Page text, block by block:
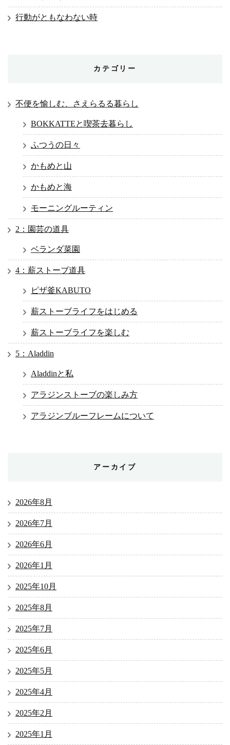
行動がともなわない時
カテゴリー
不便を愉しむ、さえらるる暮らし
BOKKATTEと喫茶去暮らし
ふつうの日々
かもめと山
かもめと海
モーニングルーティン
2：園芸の道具
ベランダ菜園
4：薪ストーブ道具
ピザ釜KABUTO
薪ストーブライフをはじめる
薪ストーブライフを楽しむ
5：Aladdin
Aladdinと私
アラジンストーブの楽しみ方
アラジンブルーフレームについて
アーカイブ
2026年8月
2026年7月
2026年6月
2026年1月
2025年10月
2025年8月
2025年7月
2025年6月
2025年5月
2025年4月
2025年2月
2025年1月